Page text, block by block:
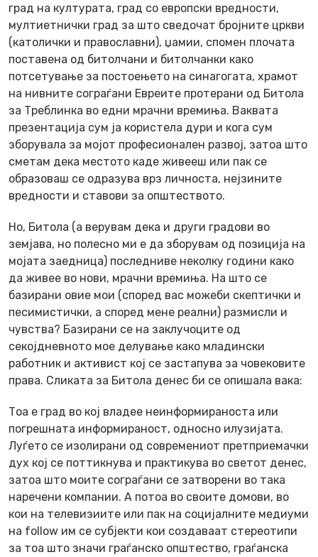
град на културата, град со европски вредности,
мултиетнички град за што сведочат бројните цркви
(католички и православни), џамии, спомен плочата
поставена од битолчани и битолчанки како
потсетување за постоењето на синагогата, храмот
на нивните сограѓани Евреите протерани од Битола
за Треблинка во едни мрачни времиња. Ваквата
презентација сум ја користела дури и кога сум
зборувала за мојот професионален развој, затоа што
сметам дека местото каде живееш или пак се
образоваш се одразува врз личноста, нејзините
вредности и ставови за општеството.
Но, Битола (а верувам дека и други градови во
земјава, но полесно ми е да зборувам од позиција на
мојата заедница) последниве неколку години како
да живее во нови, мрачни времиња. На што се
базирани овие мои (според вас можеби скептички и
песимистички, а според мене реални) размисли и
чувства? Базирани се на заклучоците од
секојдневното мое делување како младински
работник и активист кој се застапува за човековите
права. Сликата за Битола денес би се опишала вака:
Тоа е град во кој владее неинформираноста или
погрешната информираност, односно илузијата.
Луѓето се изолирани од современиот претприемачки
дух кој се поттикнува и практикува во светот денес,
затоа што моите сограѓани се затворени во така
наречени компании. А потоа во своите домови, во
кои на телевизиите или пак на социјалните медиуми
на follow им се субјекти кои создаваат стереотипи
за тоа што значи граѓанско општество, граѓанска